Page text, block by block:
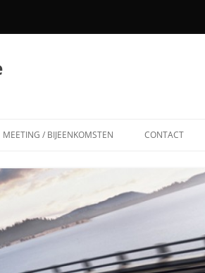
MEETING / BIJEENKOMSTEN
12-09-2004
CONTACT